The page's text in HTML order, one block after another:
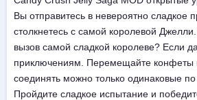
Вы отправитесь в невероятно сладкое
столкнетесь с самой королевой
вызов самой сладкой королеве? Если
приключениям. Перемещайте конфеты
соединять можно только одинаковые по
Пройдите сладкое испытание и